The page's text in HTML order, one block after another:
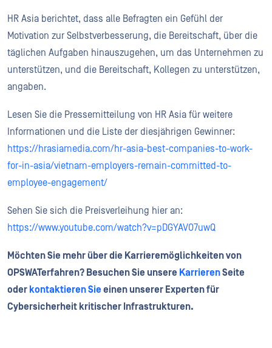
HR Asia berichtet, dass alle Befragten ein Gefühl der
Motivation zur Selbstverbesserung, die Bereitschaft, über die
täglichen Aufgaben hinauszugehen, um das Unternehmen zu
unterstützen, und die Bereitschaft, Kollegen zu unterstützen,
angaben.
Lesen Sie die Pressemitteilung von HR Asia für weitere
Informationen und die Liste der diesjährigen Gewinner:
https://hrasiamedia.com/hr-asia-best-companies-to-work-
for-in-asia/vietnam-employers-remain-committed-to-
employee-engagement/
Sehen Sie sich die Preisverleihung hier an:
https://www.youtube.com/watch?v=pDGYAVO7uwQ
Möchten Sie mehr über die Karrieremöglichkeiten von
OPSWATerfahren? Besuchen Sie unsere KarrierenSeite
oder kontaktieren Sie einen unserer Experten für
Cybersicherheit kritischer Infrastrukturen.